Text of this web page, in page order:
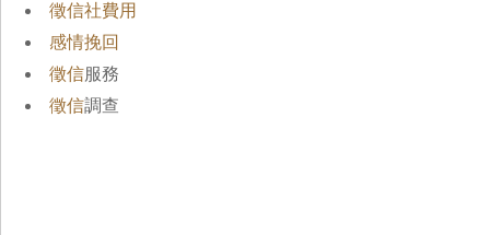
徵信社費用
感情挽回
徵信服務
徵信調查